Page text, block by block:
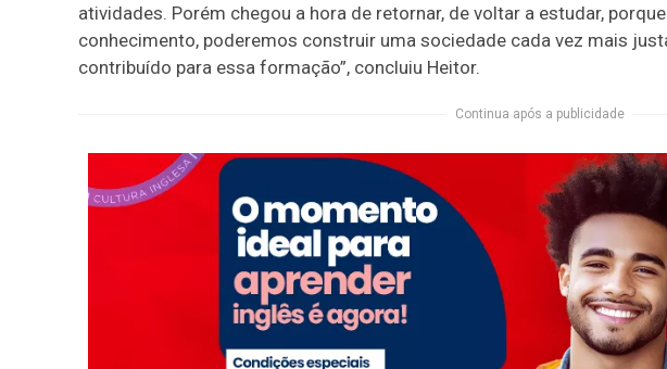
atividades. Porém chegou a hora de retornar, de voltar a estudar,
conhecimento, poderemos construir uma sociedade cada vez mais
contribuído para essa formação”, concluiu Heitor.
Continua após a publicidade